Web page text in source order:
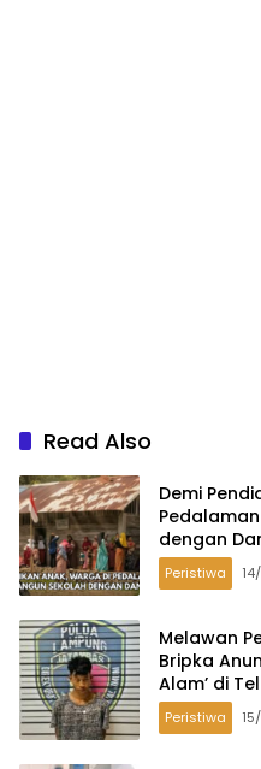
Read Also
Demi
dengan
Peristiwa
Melawan
Bripka
Alam’ di
Peristiwa